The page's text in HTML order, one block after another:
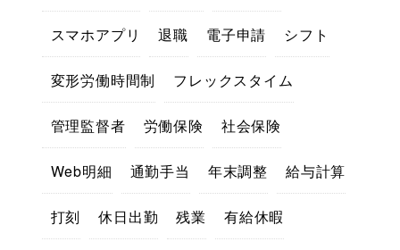
スマホアプリ 退職 電子申請 シフト
変形労働時間制 フレックスタイム
管理監督者 労働保険 社会保険
Web明細 通勤手当 年末調整 給与計算
打刻 休日出勤 残業 有給休暇